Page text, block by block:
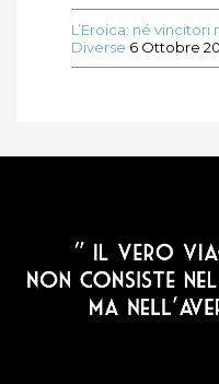
L’Eroica: né vincitori
Diverse 6 Ottobre